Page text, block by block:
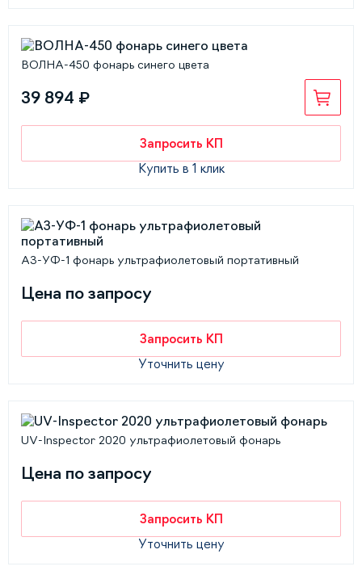
ВОЛНА-450 фонарь синего цвета
39 894 ₽
Запросить КП
Купить в 1 клик
А3-УФ-1 фонарь ультрафиолетовый портативный
Цена по запросу
Запросить КП
Уточнить цену
UV-Inspector 2020 ультрафиолетовый фонарь
Цена по запросу
Запросить КП
Уточнить цену